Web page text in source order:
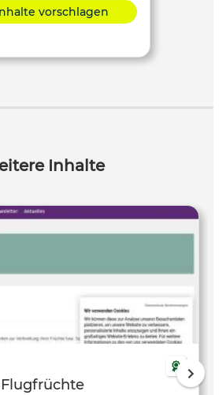
vorschlagen
Inhalte
Flugfrüchte